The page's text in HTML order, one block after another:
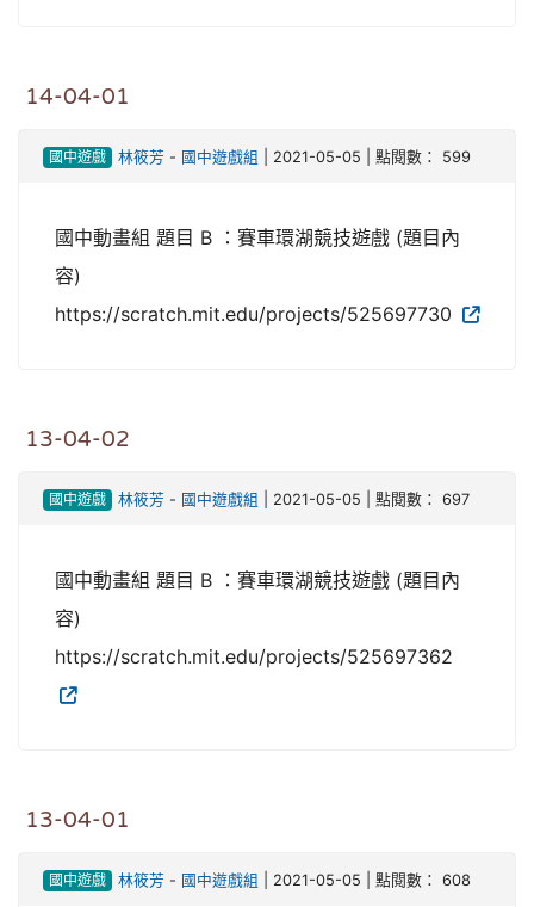
14-04-01
國中遊戲 林筱芳 - 國中遊戲組 | 2021-05-05 | 點閱數： 599
國中動畫組 題目 B ：賽車環湖競技遊戲 (題目內
容)
https://scratch.mit.edu/projects/525697730
13-04-02
國中遊戲 林筱芳 - 國中遊戲組 | 2021-05-05 | 點閱數： 697
國中動畫組 題目 B ：賽車環湖競技遊戲 (題目內
容)
https://scratch.mit.edu/projects/525697362
13-04-01
國中遊戲 林筱芳 - 國中遊戲組 | 2021-05-05 | 點閱數： 608